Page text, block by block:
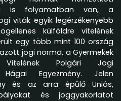
is folyamatban van, a
viták egyik legérzékenyebb
külföldre vitelének
egy több mint 100 ország
jogi norma, a Gyermekek
Vitelének Polgári Jogi
Egyezmény. Jelen
és az arra épülő Uniós,
és joggyakorlatot